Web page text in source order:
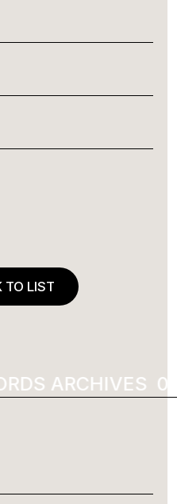
TO LIST
ARCHIVES